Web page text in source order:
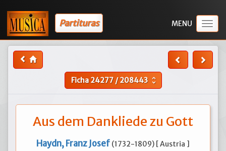
Partituras
Ficha24277/208443 unfold_more
Aus dem Dankliede zu Gott
Haydn, Franz Josef (1732-1809) [ Austria ]